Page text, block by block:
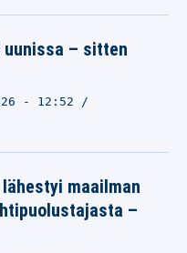
– sitten
- 12:52
maailman
–